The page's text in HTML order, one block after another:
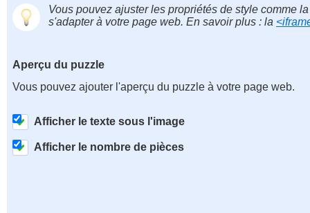
Vous pouvez ajuster les propriétés de style comme
s'adapter à votre page web. En savoir plus : la
Aperçu du puzzle
Vous pouvez ajouter l'aperçu du puzzle à votre page web.
Afficher le texte sous l'image
Afficher le nombre de pièces